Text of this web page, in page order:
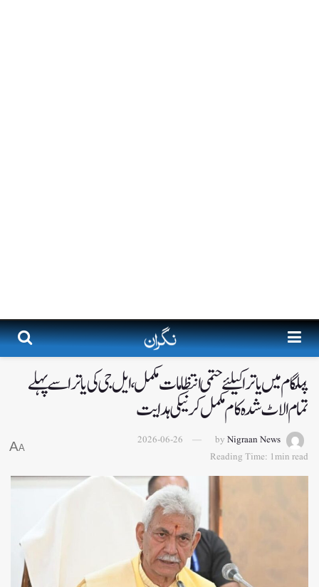
پہلگام میں یاترا کیلئے حتمی انتظامات مکمل، ایل جی کی یاترا سے پہلے
تمام الاٹ شدہ کام مکمل کر نیکی ہدایت
by Nigraan News
2026-06-26
Reading Time: 1min read
A
A